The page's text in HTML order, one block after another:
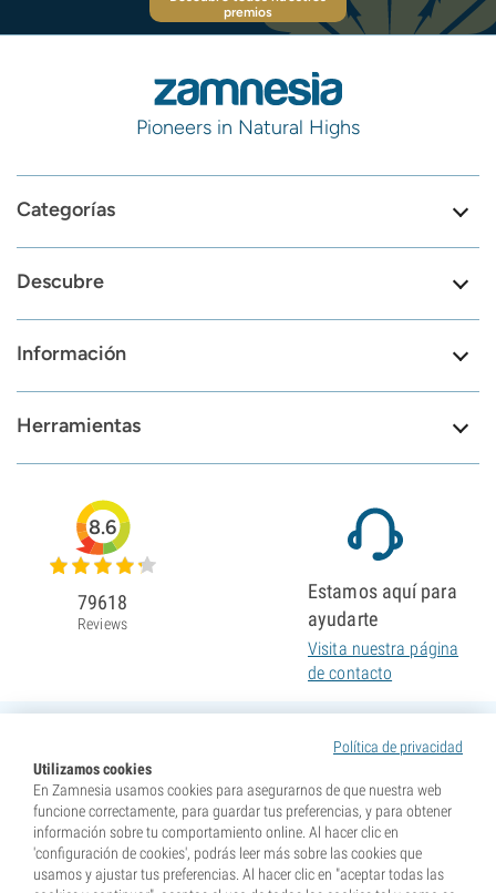
premios
Pioneers in Natural Highs
Categorías
Descubre
Información
Herramientas
Política de privacidad
Utilizamos cookies
En Zamnesia usamos cookies para asegurarnos de que nuestra web
funcione correctamente, para guardar tus preferencias, y para obtener
información sobre tu comportamiento online. Al hacer clic en
'configuración de cookies', podrás leer más sobre las cookies que
usamos y ajustar tus preferencias. Al hacer clic en "aceptar todas las
8.6
79618
Reviews
Estamos aquí para
ayudarte
Visita nuestra página
de contacto